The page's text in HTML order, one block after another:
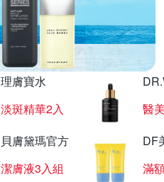
理膚寶水
淡斑精華2入
醫
貝膚黛瑪官方
潔膚液3入組
DF
滿